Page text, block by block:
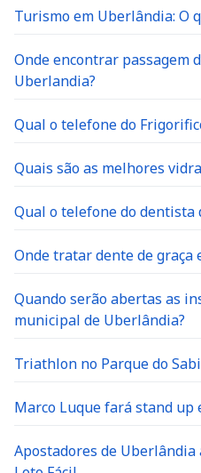
Turismo em Uberlândia: O
Onde encontrar passagem
Uberlandia?
Qual o telefone do
Quais são as melhores
Qual o telefone do dentista
Onde tratar dente de graça
Quando serão abertas as
municipal de Uberlândia?
Triathlon no Parque do
Marco Luque fará stand
Apostadores de Uberlândia